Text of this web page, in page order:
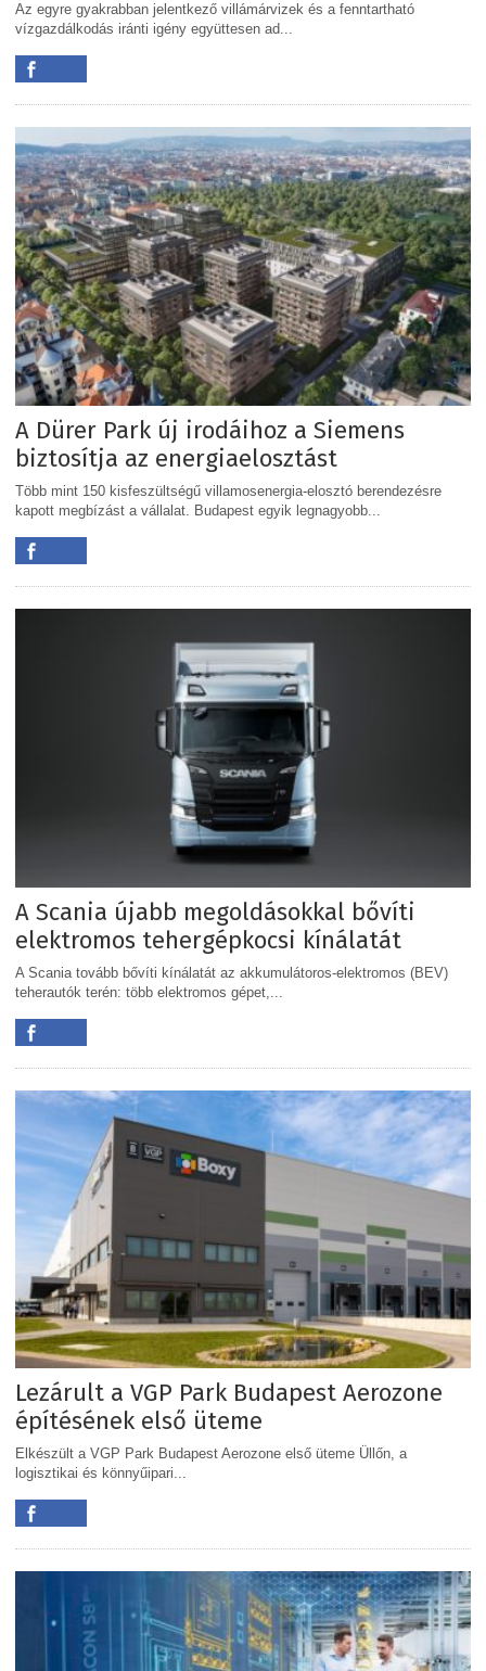
Az egyre gyakrabban jelentkező villámárvizek és a fenntartható
vízgazdálkodás iránti igény együttesen ad...
A Dürer Park új irodáihoz a Siemens
biztosítja az energiaelosztást
Több mint 150 kisfeszültségű villamosenergia-elosztó berendezésre
kapott megbízást a vállalat. Budapest egyik legnagyobb...
A Scania újabb megoldásokkal bővíti
elektromos tehergépkocsi kínálatát
A Scania tovább bővíti kínálatát az akkumulátoros-elektromos (BEV)
teherautók terén: több elektromos gépet,...
Lezárult a VGP Park Budapest Aerozone
építésének első üteme
Elkészült a VGP Park Budapest Aerozone első üteme Üllőn, a
logisztikai és könnyűipari...